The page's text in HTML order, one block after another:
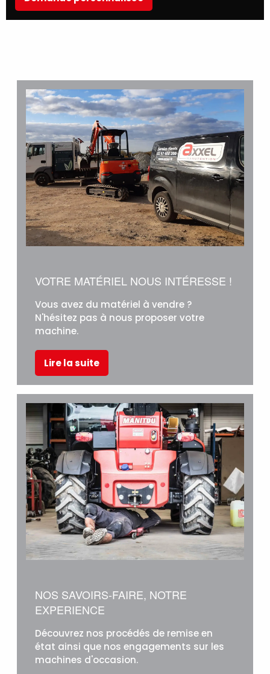
VOTRE MATÉRIEL NOUS INTÉRESSE !
Vous avez du matériel à vendre ?
N'hésitez pas à nous proposer votre
machine.
Lire la suite
NOS SAVOIRS-FAIRE, NOTRE
EXPERIENCE
Découvrez nos procédés de remise en
état ainsi que nos engagements sur les
machines d'occasion.